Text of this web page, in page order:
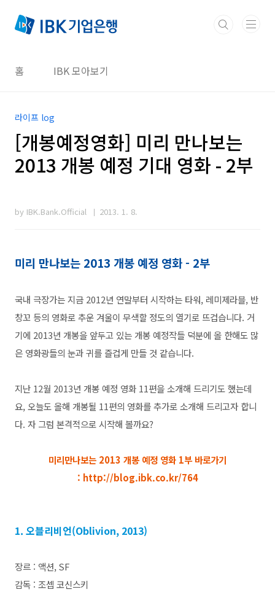
홈 IBK 모아보기
라이프 log
[개봉예정영화] 미리 만나보는
2013 개봉 예정 기대 영화 - 2부
by IBK.Bank.Official 2013. 1. 8.
미리 만나보는 2013 개봉 예정 영화 - 2부
국내 극장가는 지금 2012년 연말부터 시작하는 타워, 레미제라블, 반
창꼬 등의 영화로추운 겨울이 무색할 정도의 열기로 뜨겁습니다. 거
기에 2013년 개봉을 앞두고 있는 개봉 예정작들 덕분에 올 한해도 많
은 영화광들의 눈과 귀를 즐겁게 만들 것 같습니다.
지난 12월 2013년 개봉 예정 영화 11편을 소개해 드리기도 했는데
요, 오늘도 올해 개봉될 11편의 영화를 추가로 소개해 드리고자 합니
다. 자 그럼 본격적으로 시작해 볼까요?
미리만나보는 2013 개봉 예정 영화 1부 바로가기
: http://blog.ibk.co.kr/764
1. 오블리비언(Oblivion, 2013)
장르 : 액션, SF
감독 : 조셉 코신스키